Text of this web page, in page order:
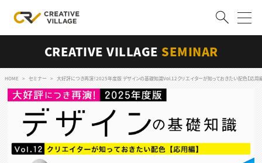
ログイン 会員登録
RECRUIT
クリエイター求人を探す
CREATIVE VILLAGE SEMINAR
HOME セミナー 大好評につき再演！2025年度版 デザインの基礎知識Vol.12クリエイターが知っておきたい配色【応用